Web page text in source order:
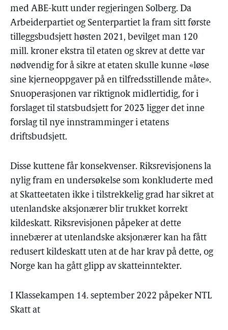
med ABE-kutt under regjeringen Solberg. Da
Arbeiderpartiet og Senterpartiet la fram sitt første
tilleggsbudsjett høsten 2021, bevilget man 120
mill. kroner ekstra til etaten og skrev at dette var
nødvendig for å sikre at etaten skulle kunne «løse
sine kjerneoppgaver på en tilfredsstillende måte».
Snuoperasjonen var riktignok midlertidig, for i
forslaget til statsbudsjett for 2023 ligger det inne
forslag til nye innstramminger i etatens
driftsbudsjett.
Disse kuttene får konsekvenser. Riksrevisjonens la
nylig fram en undersøkelse som konkluderte med
at Skatteetaten ikke i tilstrekkelig grad har sikret at
utenlandske aksjonærer blir trukket korrekt
kildeskatt. Riksrevisjonen påpeker at dette
innebærer at utenlandske aksjonærer kan ha fått
redusert kildeskatt uten at de har krav på dette, og
Norge kan ha gått glipp av skatteinntekter.
I Klassekampen 14. september 2022 påpeker NTL
Skatt at